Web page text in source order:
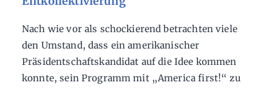
Nach wie vor als schockierend betrachten viele
den Umstand, dass ein amerikanischer
Präsidentschaftskandidat auf die Idee kommen
konnte, sein Programm mit „America first!“ zu